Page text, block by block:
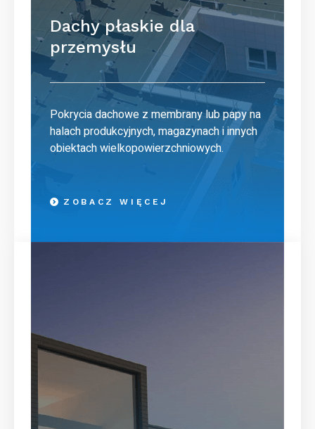
Dachy płaskie dla
przemysłu
Pokrycia dachowe z membrany lub papy na
halach produkcyjnych, magazynach i innych
obiektach wielkopowierzchniowych.
ZOBACZ WIĘCEJ